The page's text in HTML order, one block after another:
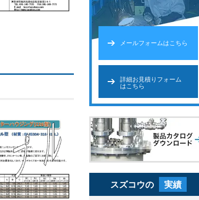
メールフォームはこちら
詳細お見積りフォーム
はこちら
スズコウの 実績